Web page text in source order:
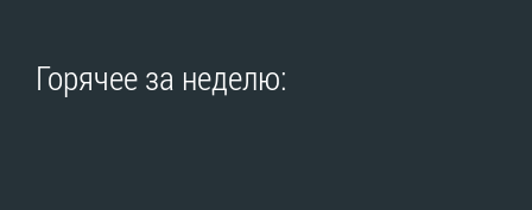
Горячее за неделю: